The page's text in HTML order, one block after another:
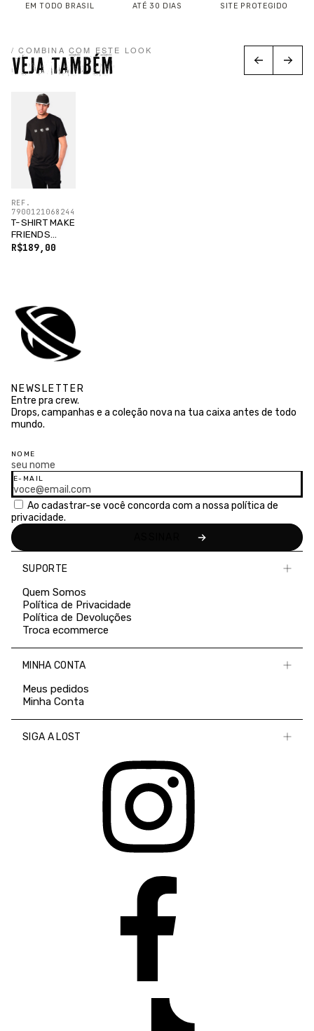
EM TODO BRASIL ATÉ 30 DIAS SITE PROTEGIDO
/ COMBINA COM ESTE LOOK
VEJA TAMBÉM
T-SHIRT MAKE
FRIENDS
PRETO
R$189,00
REF.
7900121068244
NEWSLETTER
Entre pra crew.
Drops, campanhas e a coleção nova na tua caixa antes de todo
mundo.
NOME
E-MAIL
Ao cadastrar-se você concorda com a nossa política de
privacidade.
SUPORTE
Quem Somos
Política de Privacidade
Política de Devoluções
Troca ecommerce
MINHA CONTA
Meus pedidos
Minha Conta
SIGA A LOST